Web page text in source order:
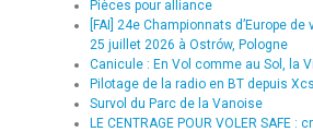
Pièces pour alliance
[FAI] 24e Championnats d’Europe
25 juillet 2026 à Ostrów, Pologne
Canicule : En Vol comme au Sol, la
Pilotage de la radio en BT depuis
Survol du Parc de la Vanoise
LE CENTRAGE POUR VOLER SAFE